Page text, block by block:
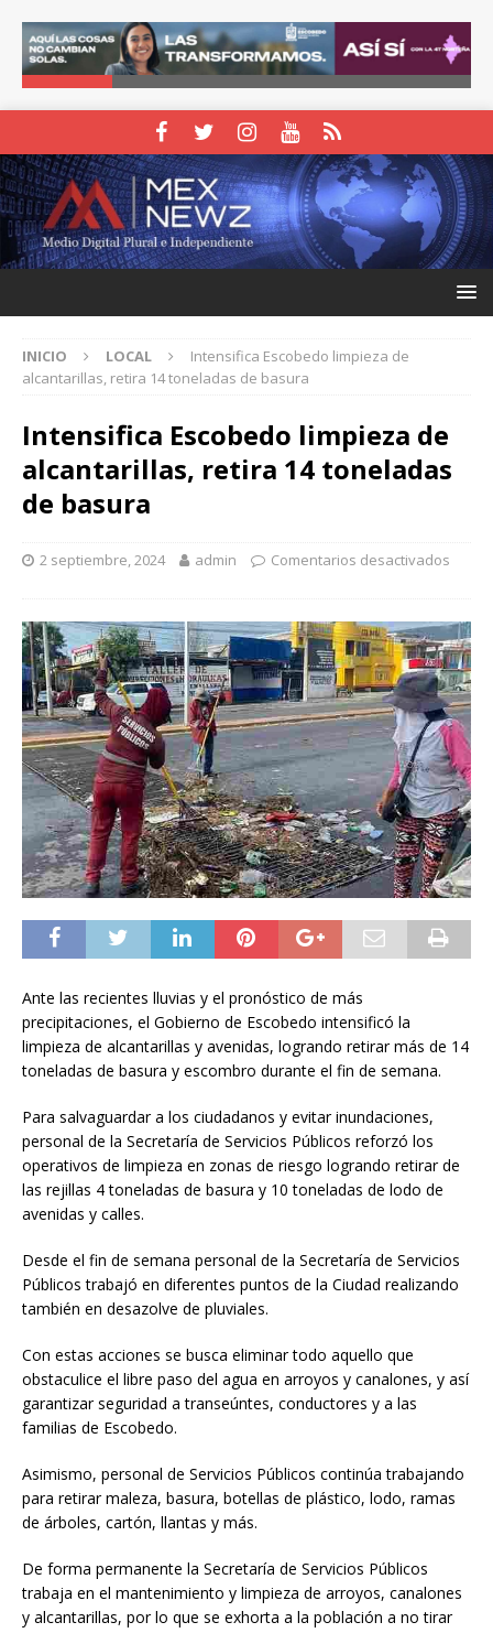
INICIO LOCAL
Intensifica Escobedo limpieza de
alcantarillas, retira 14 toneladas de basura
Intensifica Escobedo limpieza de
alcantarillas, retira 14 toneladas
de basura
2 septiembre, 2024 admin Comentarios desactivados
Ante las recientes lluvias y el pronóstico de más
precipitaciones, el Gobierno de Escobedo intensificó la
limpieza de alcantarillas y avenidas, logrando retirar más de 14
toneladas de basura y escombro durante el fin de semana.
Para salvaguardar a los ciudadanos y evitar inundaciones,
personal de la Secretaría de Servicios Públicos reforzó los
operativos de limpieza en zonas de riesgo logrando retirar de
las rejillas 4 toneladas de basura y 10 toneladas de lodo de
avenidas y calles.
Desde el fin de semana personal de la Secretaría de Servicios
Públicos trabajó en diferentes puntos de la Ciudad realizando
también en desazolve de pluviales.
Con estas acciones se busca eliminar todo aquello que
obstaculice el libre paso del agua en arroyos y canalones, y así
garantizar seguridad a transeúntes, conductores y a las
familias de Escobedo.
Asimismo, personal de Servicios Públicos continúa trabajando
para retirar maleza, basura, botellas de plástico, lodo, ramas
de árboles, cartón, llantas y más.
De forma permanente la Secretaría de Servicios Públicos
trabaja en el mantenimiento y limpieza de arroyos, canalones
y alcantarillas, por lo que se exhorta a la población a no tirar